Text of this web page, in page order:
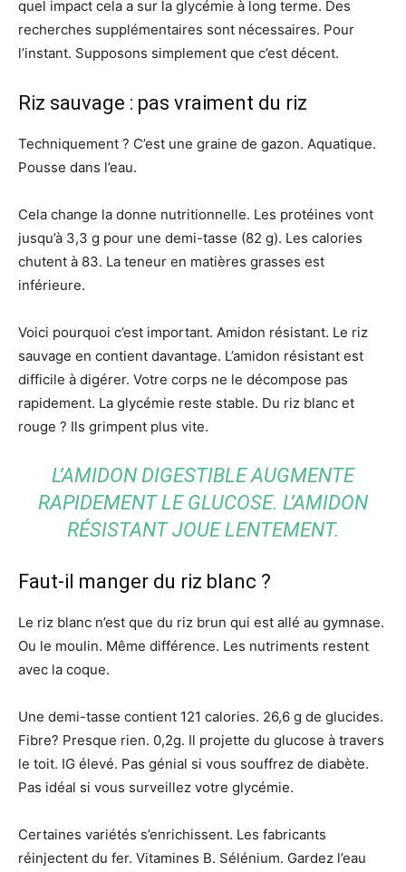
quel impact cela a sur la glycémie à long terme. Des
recherches supplémentaires sont nécessaires. Pour
l’instant. Supposons simplement que c’est décent.
Riz sauvage : pas vraiment du riz
Techniquement ? C’est une graine de gazon. Aquatique.
Pousse dans l’eau.
Cela change la donne nutritionnelle. Les protéines vont
jusqu’à 3,3 g pour une demi-tasse (82 g). Les calories
chutent à 83. La teneur en matières grasses est
inférieure.
Voici pourquoi c’est important. Amidon résistant. Le riz
sauvage en contient davantage. L’amidon résistant est
difficile à digérer. Votre corps ne le décompose pas
rapidement. La glycémie reste stable. Du riz blanc et
rouge ? Ils grimpent plus vite.
L’AMIDON DIGESTIBLE AUGMENTE
RAPIDEMENT LE GLUCOSE. L’AMIDON
RÉSISTANT JOUE LENTEMENT.
Faut-il manger du riz blanc ?
Le riz blanc n’est que du riz brun qui est allé au gymnase.
Ou le moulin. Même différence. Les nutriments restent
avec la coque.
Une demi-tasse contient 121 calories. 26,6 g de glucides.
Fibre? Presque rien. 0,2g. Il projette du glucose à travers
le toit. IG élevé. Pas génial si vous souffrez de diabète.
Pas idéal si vous surveillez votre glycémie.
Certaines variétés s’enrichissent. Les fabricants
réinjectent du fer. Vitamines B. Sélénium. Gardez l’eau